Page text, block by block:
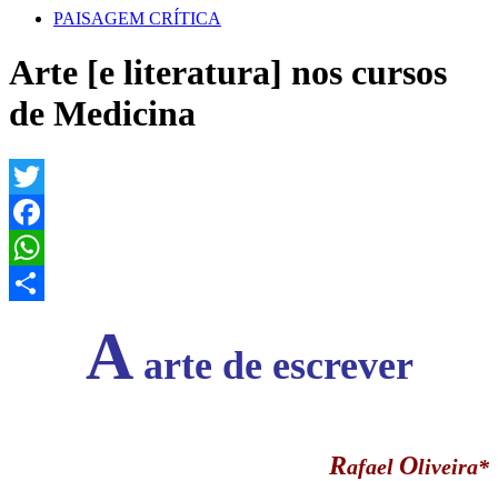
PAISAGEM CRÍTICA
Arte [e literatura] nos cursos
de Medicina
Twitter
Facebook
WhatsApp
Aarte de escrever
Rafael Oliveira*